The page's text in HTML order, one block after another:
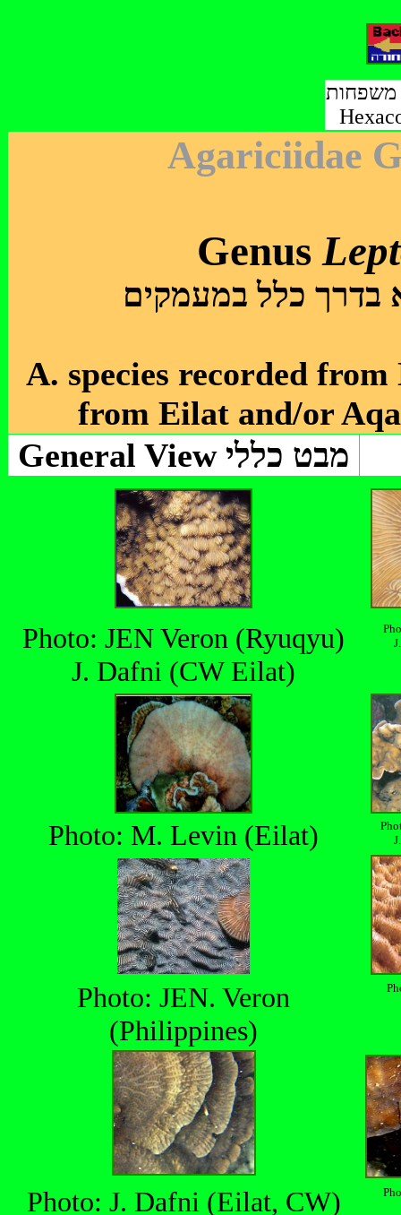
משפחות
Agariciidae
Genus
בדרך כלל במעמקים
A. species recorded
from Eilat and/or
General View מבט כללי
Photo: JEN Veron (Ryuqyu)
J. Dafni (CW Eilat)
Photo: M. Levin (Eilat)
Photo: JEN. Veron
(Philippines)
Photo: J. Dafni (Eilat, CW)